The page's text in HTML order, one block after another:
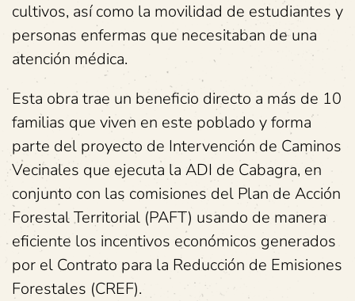
cultivos, así como la movilidad de estudiantes y
personas enfermas que necesitaban de una
atención médica.
Esta obra trae un beneficio directo a más de 10
familias que viven en este poblado y forma
parte del proyecto de Intervención de Caminos
Vecinales que ejecuta la ADI de Cabagra, en
conjunto con las comisiones del Plan de Acción
Forestal Territorial (PAFT) usando de manera
eficiente los incentivos económicos generados
por el Contrato para la Reducción de Emisiones
Forestales (CREF).